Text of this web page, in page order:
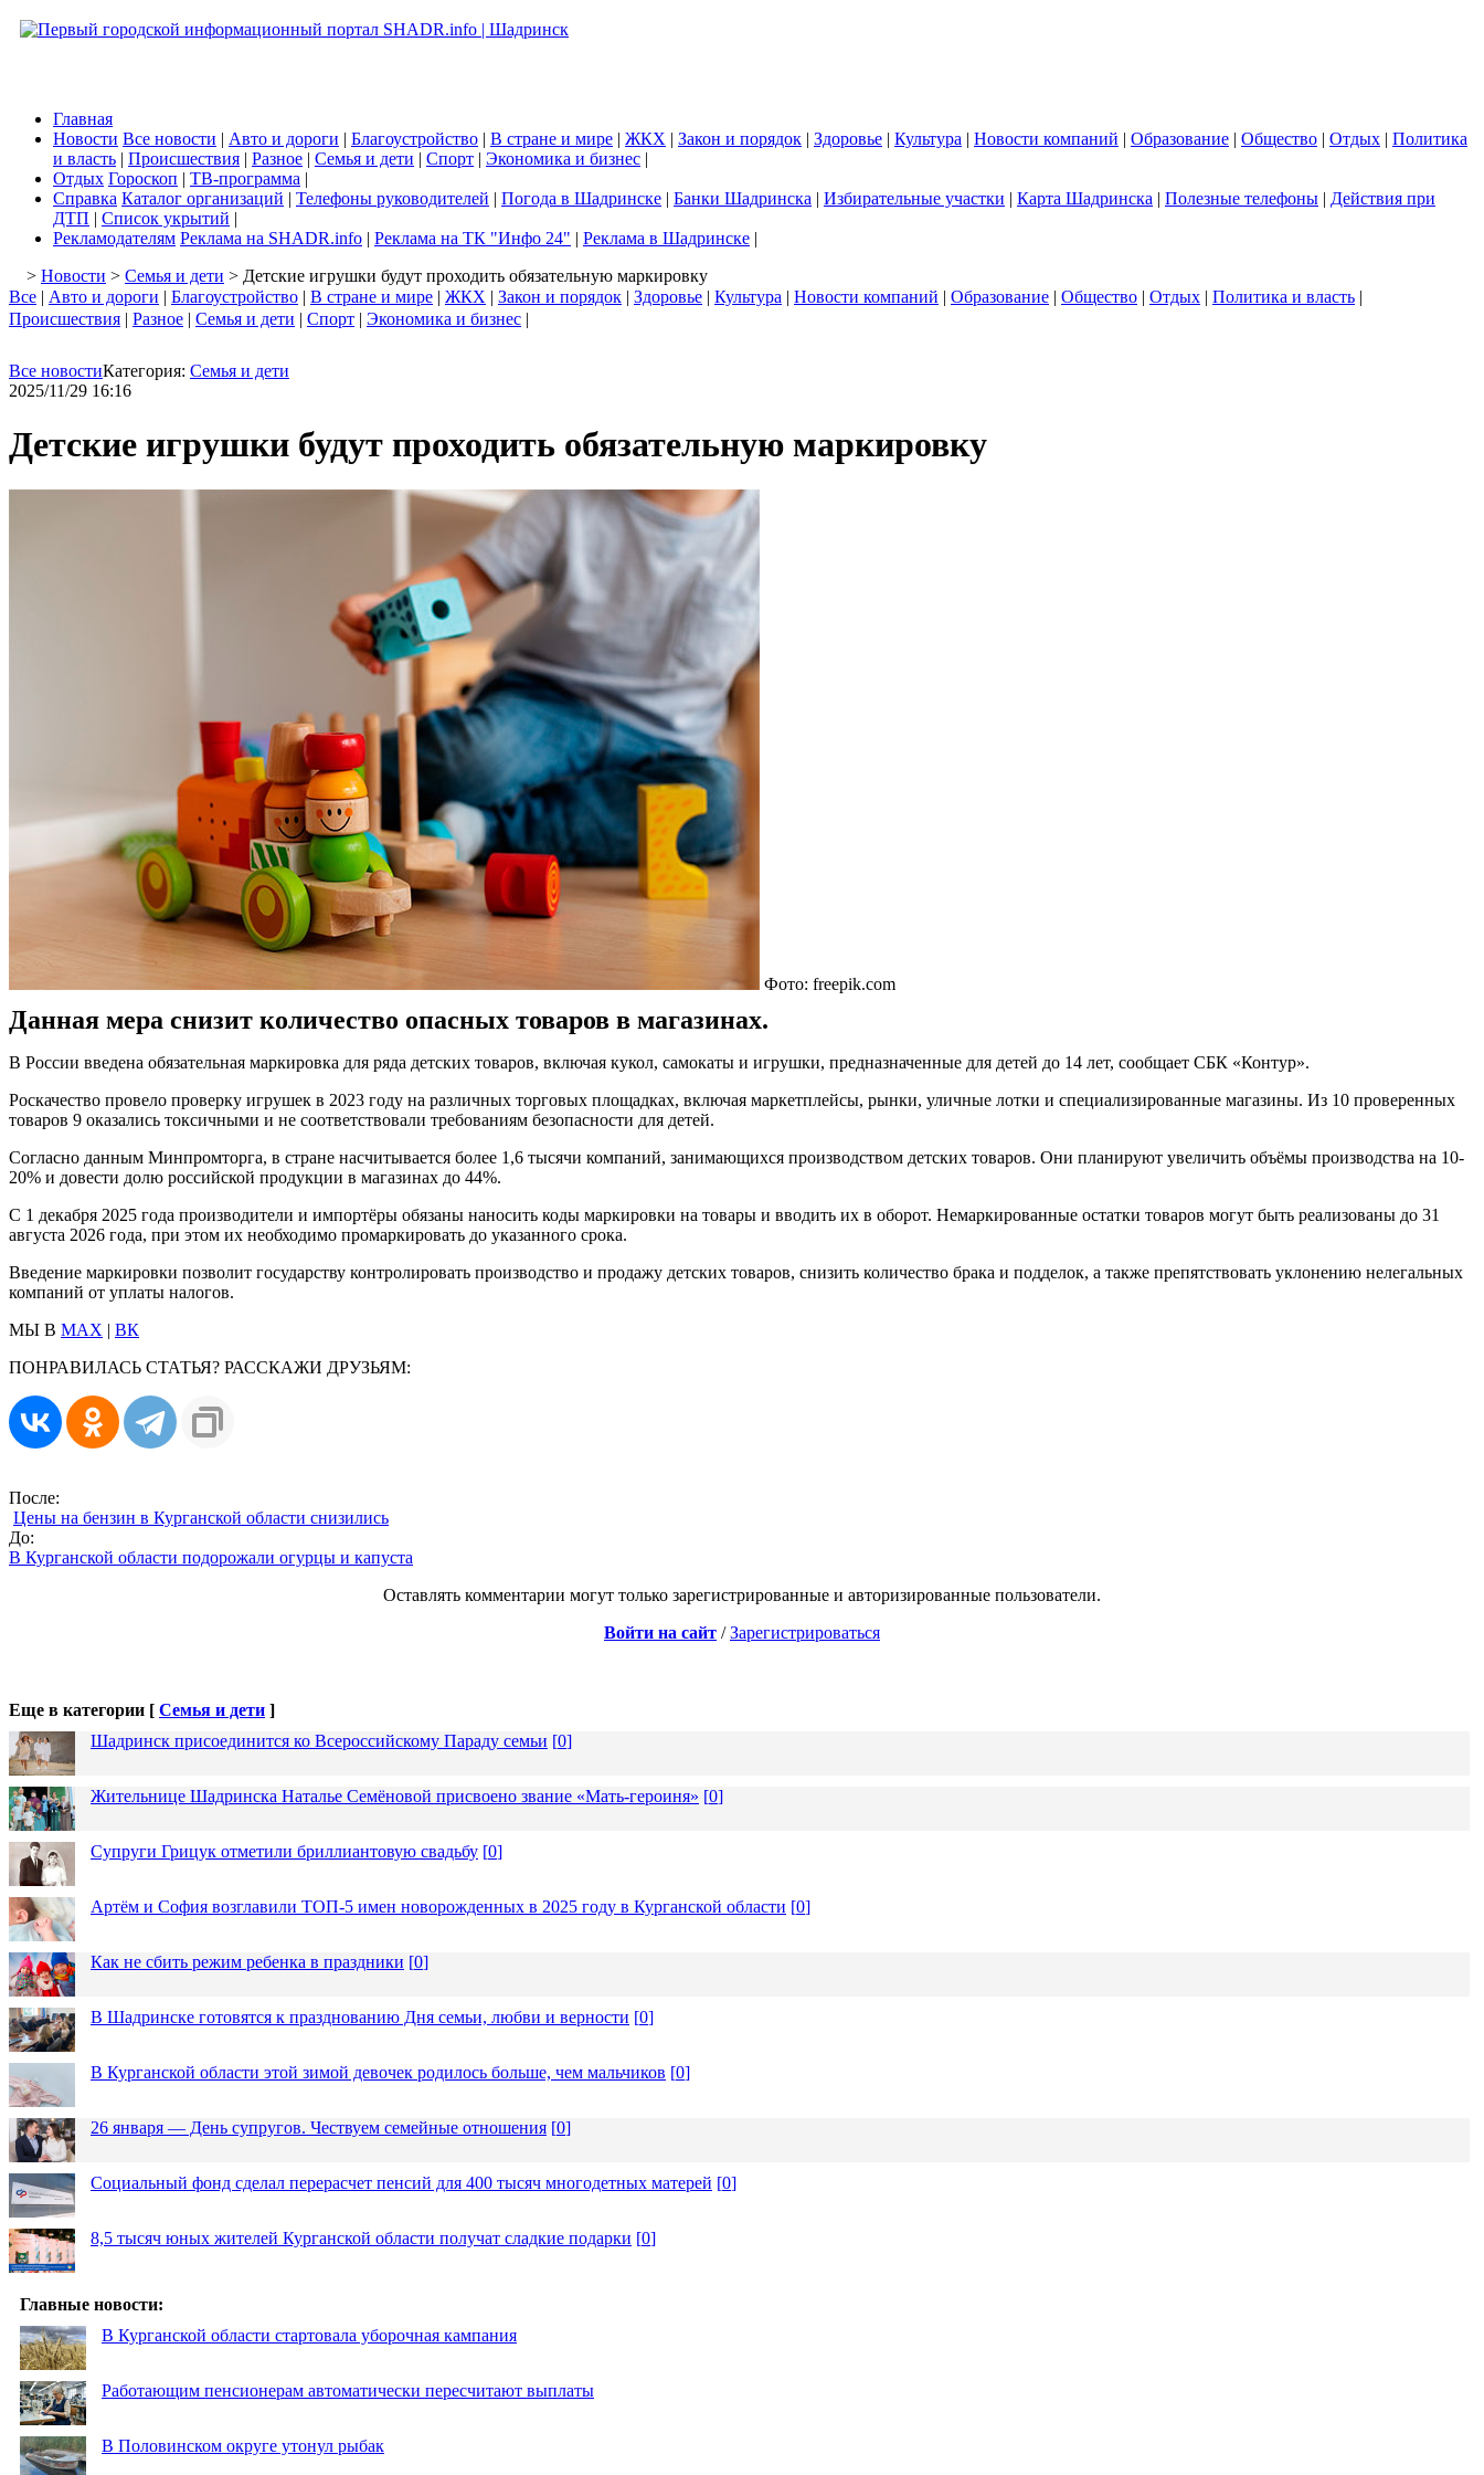
Главная
Новости Все новости | Авто и дороги | Благоустройство | В стране и мире | ЖКХ | Закон и порядок | Здоровье | Культура | Новости компаний | Образование | Общество | Отдых | Политика
и власть | Происшествия | Разное | Семья и дети | Спорт | Экономика и бизнес |
Отдых Гороскоп | ТВ-программа |
Справка Каталог организаций | Телефоны руководителей | Погода в Шадринске | Банки Шадринска | Избирательные участки | Карта Шадринска | Полезные телефоны | Действия при
ДТП | Список укрытий |
Рекламодателям Реклама на SHADR.info | Реклама на ТК "Инфо 24" | Реклама в Шадринске |
> Новости > Семья и дети > Детские игрушки будут проходить обязательную маркировку
Все | Авто и дороги | Благоустройство | В стране и мире | ЖКХ | Закон и порядок | Здоровье | Культура | Новости компаний | Образование | Общество | Отдых | Политика и власть |
Происшествия | Разное | Семья и дети | Спорт | Экономика и бизнес |
Все новостиКатегория: Семья и дети
2025/11/29 16:16
Детские игрушки будут проходить обязательную маркировку
Фото: freepik.com
Данная мера снизит количество опасных товаров в магазинах.
В России введена обязательная маркировка для ряда детских товаров, включая кукол, самокаты и игрушки, предназначенные для детей до 14 лет, сообщает СБК «Контур».
Роскачество провело проверку игрушек в 2023 году на различных торговых площадках, включая маркетплейсы, рынки, уличные лотки и специализированные магазины. Из 10 проверенных
товаров 9 оказались токсичными и не соответствовали требованиям безопасности для детей.
Согласно данным Минпромторга, в стране насчитывается более 1,6 тысячи компаний, занимающихся производством детских товаров. Они планируют увеличить объёмы производства на 10-
20% и довести долю российской продукции в магазинах до 44%.
С 1 декабря 2025 года производители и импортёры обязаны наносить коды маркировки на товары и вводить их в оборот. Немаркированные остатки товаров могут быть реализованы до 31
августа 2026 года, при этом их необходимо промаркировать до указанного срока.
Введение маркировки позволит государству контролировать производство и продажу детских товаров, снизить количество брака и подделок, а также препятствовать уклонению нелегальных
компаний от уплаты налогов.
МЫ В MAX | ВК
ПОНРАВИЛАСЬ СТАТЬЯ? РАССКАЖИ ДРУЗЬЯМ:
После:
Цены на бензин в Курганской области снизились
До:
В Курганской области подорожали огурцы и капуста
Оставлять комментарии могут только зарегистрированные и авторизированные пользователи.
Войти на сайт /Зарегистрироваться
Еще в категории [ Семья и дети ]
Шадринск присоединится ко Всероссийскому Параду семьи [0]
Жительнице Шадринска Наталье Семёновой присвоено звание «Мать-героиня» [0]
Супруги Грицук отметили бриллиантовую свадьбу [0]
Артём и София возглавили ТОП-5 имен новорожденных в 2025 году в Курганской области [0]
Как не сбить режим ребенка в праздники [0]
В Шадринске готовятся к празднованию Дня семьи, любви и верности [0]
В Курганской области этой зимой девочек родилось больше, чем мальчиков [0]
26 января — День супругов. Чествуем семейные отношения [0]
Социальный фонд сделал перерасчет пенсий для 400 тысяч многодетных матерей [0]
8,5 тысяч юных жителей Курганской области получат сладкие подарки [0]
Главные новости:
В Курганской области стартовала уборочная кампания
Работающим пенсионерам автоматически пересчитают выплаты
В Половинском округе утонул рыбак